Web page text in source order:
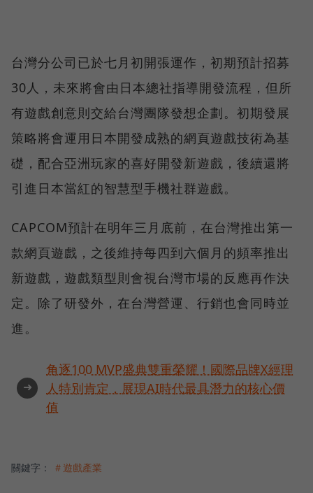
台灣分公司已於七月初開張運作，初期預計招募
30人，未來將會由日本總社指導開發流程，但所
有遊戲創意則交給台灣團隊發想企劃。初期發展
策略將會運用日本開發成熟的網頁遊戲技術為基
礎，配合亞洲玩家的喜好開發新遊戲，後續還將
引進日本當紅的智慧型手機社群遊戲。
CAPCOM預計在明年三月底前，在台灣推出第一
款網頁遊戲，之後維持每四到六個月的頻率推出
新遊戲，遊戲類型則會視台灣市場的反應再作決
定。除了研發外，在台灣營運、行銷也會同時並
進。
➜
角逐100 MVP盛典雙重榮耀！國際品牌X經理
人特別肯定，展現AI時代最具潛力的核心價
值
關鍵字： ＃遊戲產業